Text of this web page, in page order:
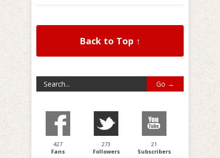
Back to Top ↑
427
Fans
273
Followers
21
Subscribers